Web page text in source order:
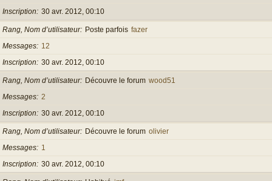
Inscription
30 avr. 2012, 00:10
Rang, Nom d’utilisateur Poste parfois fazer
Messages
12
Inscription
30 avr. 2012, 00:10
Rang, Nom d’utilisateur Découvre le forum wood51
Messages 2
Inscription
30 avr. 2012, 00:10
Rang, Nom d’utilisateur Découvre le forum olivier
Messages
1
Inscription
30 avr. 2012, 00:10